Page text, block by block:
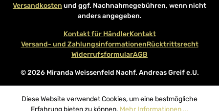
Versandkosten und ggf. Nachnahmegebühren, wenn nicht
anders angegeben.
© 2026 Miranda Weissenfeld Nachf. Andreas Greif e.U.
Kontakt für HändlerKontakt
Versand- und ZahlungsinformationenRücktrittsrecht
WiderrufsformularAGB
Diese Website verwendet Cookies, um eine bestmögliche
Erfahrung bieten zu können. Mehr Informationen ...